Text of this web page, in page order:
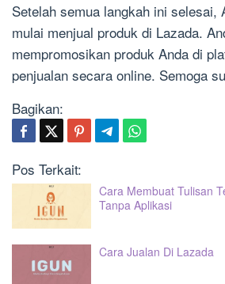
Setelah semua langkah ini selesai,
mulai menjual produk di Lazada.
mempromosikan produk Anda di
penjualan secara online. Semoga
Bagikan:
Pos Terkait:
Cara Membuat Tulisan
Tanpa Aplikasi
Cara Jualan Di Lazada